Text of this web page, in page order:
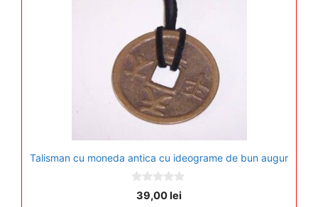
Talisman cu moneda antica cu ideograme de bun augur
o39,00lei